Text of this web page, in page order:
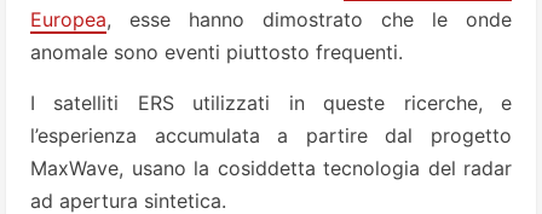
Europea, esse hanno dimostrato che le onde
anomale sono eventi piuttosto frequenti.
I satelliti ERS utilizzati in queste ricerche, e
l’esperienza accumulata a partire dal progetto
MaxWave, usano la cosiddetta tecnologia del radar
ad apertura sintetica.